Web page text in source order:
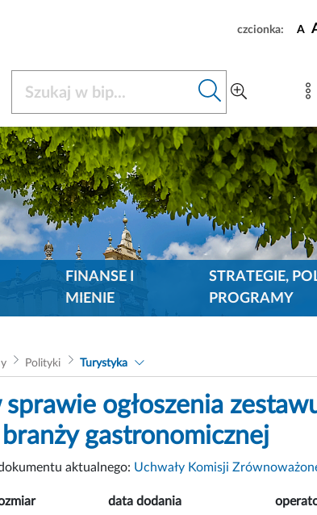
czcionka: A
FINANSE I
MIENIE
STRATEGIE,
PROGRAMY
Polityki Turystyka
ogłoszenia
gastronomicznej
aktualnego: Uchwały Komisji
data dodania